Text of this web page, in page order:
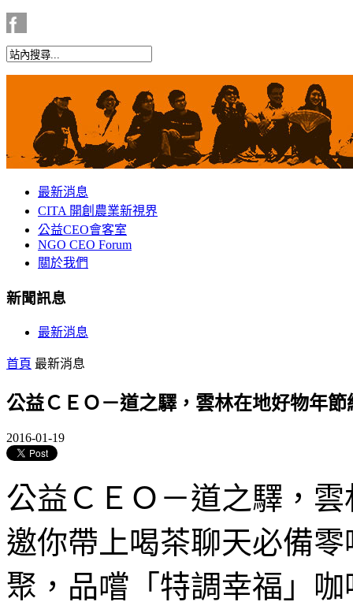
最新消息
CITA 開創農業新視界
公益CEO會客室
NGO CEO Forum
關於我們
新聞訊息
最新消息
首頁 最新消息
公益ＣＥＯ－道之驛，雲林在地好物年節
2016-01-19
公益ＣＥＯ－道之驛，
邀你帶上喝茶聊天必備
聚，品嚐「特調幸福」